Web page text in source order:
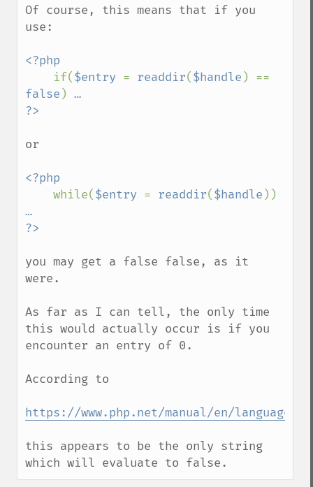
Of course, this means that if you
use:
<?php
if($entry = readdir($handle
false ) …
or
<?php
while($entry = readdir($handle
…
you may get a false false, as it
were.
As far as I can tell, the only time
this would actually occur is if you
encounter an entry of 0.
According to
https://www.php.net/manual/en/
this appears to be the only string
which will evaluate to false.